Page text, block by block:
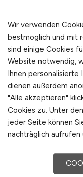
Stadt Melle
gestern
Wir verwenden
bestmöglich und mit
sind einige Cookies
Website notwendig,
Ihnen personalisierte
dienen außerdem
"Alle akzeptieren"
Cookies zu. Unter
jeder Seite können
nachträglich aufrufen